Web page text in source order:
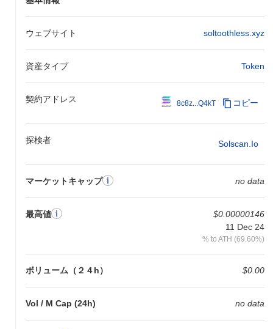
ウェブサイト soltoothless.xyz
資産タイプ Token
契約アドレス 8c8z...Q4kT コピー
探検者 Solscan.io
マーケットキャップ no data
最高値
$0.00000146
11 Dec 24
% to ATH (69.60%)
ボリューム（２４h） $0.00
Vol / M Cap (24h) no data